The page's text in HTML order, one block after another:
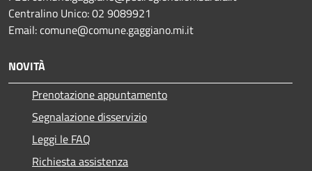
Centralino Unico: 02 9089921
Email: comune@comune.gaggiano.mi.it
NOVITÀ
Prenotazione appuntamento
Segnalazione disservizio
Leggi le FAQ
Richiesta assistenza